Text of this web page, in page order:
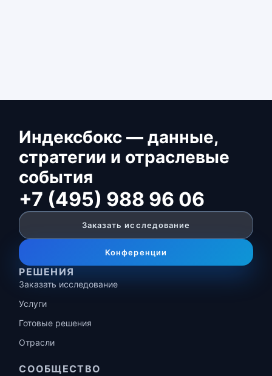
Индексбокс — данные,
стратегии и отраслевые
события
+7 (495) 988 96 06
Заказать исследование
Конференции
РЕШЕНИЯ
Заказать исследование
Услуги
Готовые решения
Отрасли
СООБЩЕСТВО